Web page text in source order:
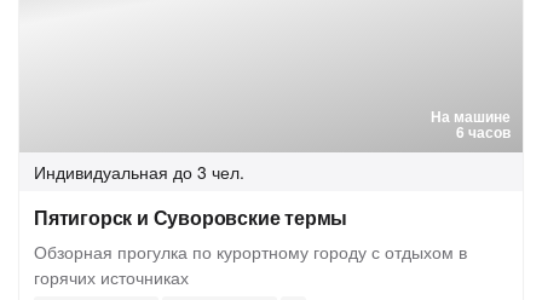
На машине
6 часов
Индивидуальная до 3 чел.
Пятигорск и Суворовские термы
Обзорная прогулка по курортному городу с отдыхом в
горячих источниках